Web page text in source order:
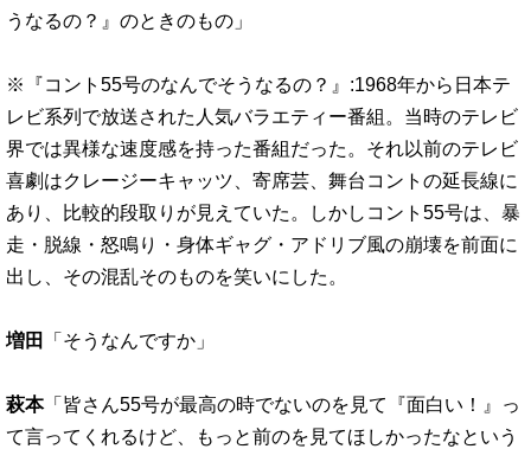
うなるの？』のときのもの」
※『コント55号のなんでそうなるの？』:1968年から日本テ
レビ系列で放送された人気バラエティー番組。当時のテレビ
界では異様な速度感を持った番組だった。それ以前のテレビ
喜劇はクレージーキャッツ、寄席芸、舞台コントの延長線に
あり、比較的段取りが見えていた。しかしコント55号は、暴
走・脱線・怒鳴り・身体ギャグ・アドリブ風の崩壊を前面に
出し、その混乱そのものを笑いにした。
増田 「そうなんですか」
萩本「皆さん55号が最高の時でないのを見て『面白い！』っ
て言ってくれるけど、もっと前のを見てほしかったなという